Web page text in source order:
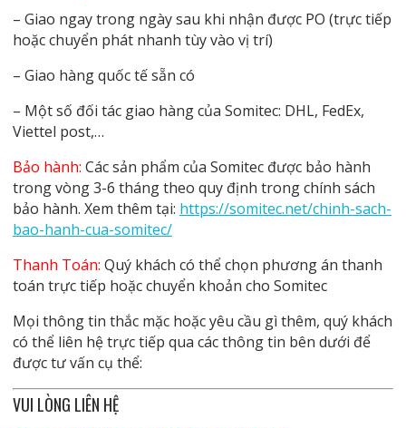
– Giao ngay trong ngày sau khi nhận được PO (trực tiếp
hoặc chuyển phát nhanh tùy vào vị trí)
– Giao hàng quốc tế sẵn có
– Một số đối tác giao hàng của Somitec: DHL, FedEx,
Viettel post,…
Bảo hành: Các sản phẩm của Somitec được bảo hành
trong vòng 3-6 tháng theo quy định trong chính sách
bảo hành. Xem thêm tại: https://somitec.net/chinh-sach-
bao-hanh-cua-somitec/
Thanh Toán: Quý khách có thể chọn phương án thanh
toán trực tiếp hoặc chuyển khoản cho Somitec
Mọi thông tin thắc mặc hoặc yêu cầu gì thêm, quý khách
có thể liên hệ trực tiếp qua các thông tin bên dưới để
được tư vấn cụ thể:
VUI LÒNG LIÊN HỆ